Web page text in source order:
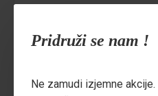
Pridruži se nam !
Ne zamudi izjemne